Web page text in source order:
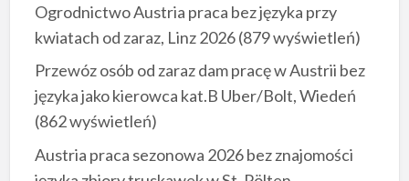
Ogrodnictwo Austria praca bez języka przy
kwiatach od zaraz, Linz 2026(879 wyświetleń)
Przewóz osób od zaraz dam pracę w Austrii bez
języka jako kierowca kat.B Uber/Bolt, Wiedeń
(862 wyświetleń)
Austria praca sezonowa 2026 bez znajomości